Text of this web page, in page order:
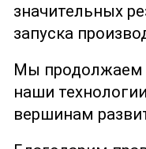
значительных
запуска
Мы продолжаем
наши
вершинам